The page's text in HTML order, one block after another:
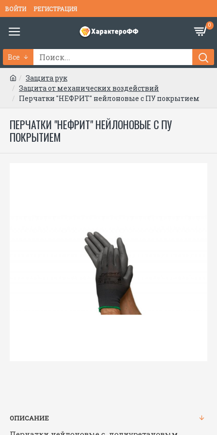
ВОЙТИ РЕГИСТРАЦИЯ
0
Все
Защита рук
Защита от механических воздействий
Перчатки "НЕФРИТ" нейлоновые с ПУ покрытием
ПЕРЧАТКИ "НЕФРИТ" НЕЙЛОНОВЫЕ С ПУ
ПОКРЫТИЕМ
ОПИСАНИЕ